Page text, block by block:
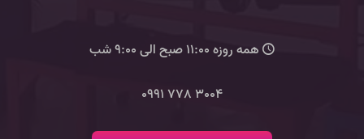
همه روزه 11:00 صبح الی 9:00 شب
3004 778 0991